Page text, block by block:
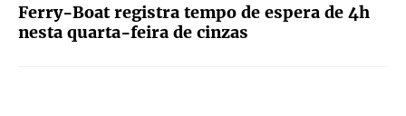
Ferry-Boat registra tempo de espera de 4h
nesta quarta-feira de cinzas